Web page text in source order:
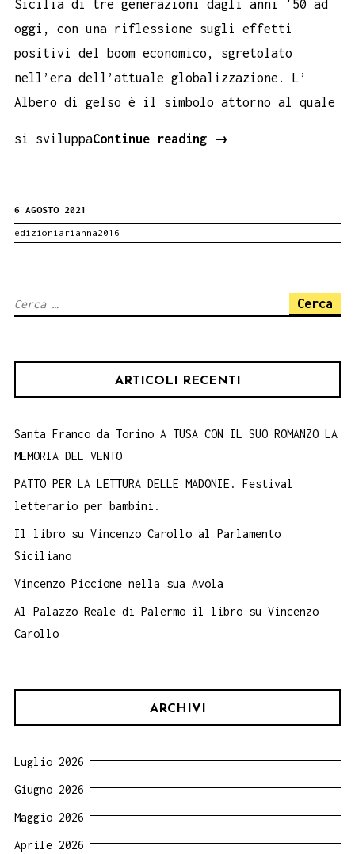
Sicilia di tre generazioni dagli anni ’50 ad
oggi, con una riflessione sugli effetti
positivi del boom economico, sgretolato
nell’era dell’attuale globalizzazione. L’
Albero di gelso è il simbolo attorno al quale
si sviluppaContinue reading
L’albero
→
6 AGOSTO 2021
edizioniarianna2016
Ricerca
ARTICOLI RECENTI
Santa Franco da Torino A TUSA CON IL SUO ROMANZO LA
MEMORIA DEL VENTO
PATTO PER LA LETTURA DELLE MADONIE. Festival
letterario per bambini.
Il libro su Vincenzo Carollo al Parlamento
Siciliano
Vincenzo Piccione nella sua Avola
Al Palazzo Reale di Palermo il libro su Vincenzo
Carollo
ARCHIVI
Luglio 2026
Giugno 2026
Maggio 2026
Aprile 2026